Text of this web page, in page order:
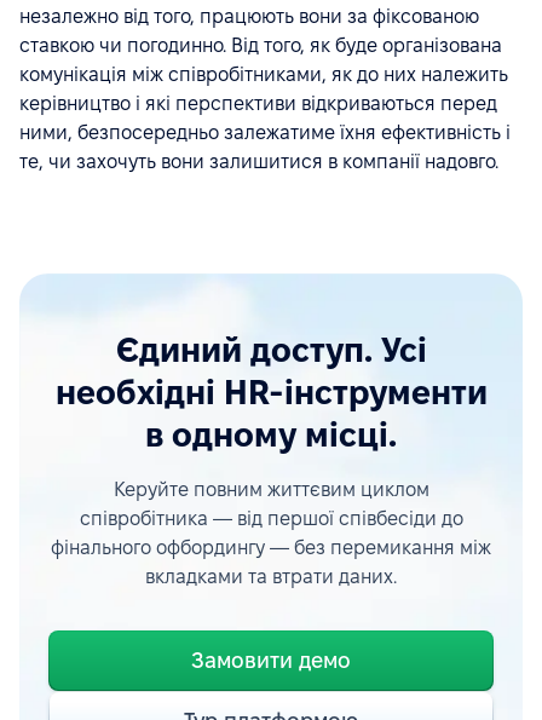
незалежно від того, працюють вони за фіксованою
ставкою чи погодинно. Від того, як буде організована
комунікація між співробітниками, як до них належить
керівництво і які перспективи відкриваються перед
ними, безпосередньо залежатиме їхня ефективність і
те, чи захочуть вони залишитися в компанії надовго.
Єдиний доступ. Усі
необхідні HR-інструменти
в одному місці.
Керуйте повним життєвим циклом
співробітника — від першої співбесіди до
фінального офбордингу — без перемикання між
вкладками та втрати даних.
Замовити демо